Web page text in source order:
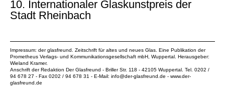
10. Internationaler Glaskunstpreis der
Stadt Rheinbach
Impressum: der glasfreund. Zeitschrift für altes und neues Glas. Eine Publikation der
Prometheus Verlags- und Kommunikationsgesellschaft mbH , Wuppertal. Herausgeber:
Wieland Kramer.
Anschrift der Redaktion Der Glasfreund - Briller Str. 118 - 42105 Wuppertal. Tel. 0202 /
94 678 27 - Fax 0202 / 94 678 31 - E-Mail: info@der-glasfreund.de - www.der-
glasfreund.de